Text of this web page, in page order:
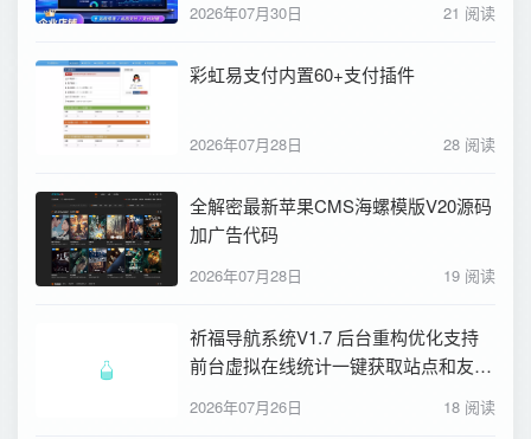
2026年07月30日 21 阅读
彩虹易支付内置60+支付插件
2026年07月28日 28 阅读
全解密最新苹果CMS海螺模版V20源码
加广告代码
2026年07月28日 19 阅读
祈福导航系统V1.7 后台重构优化支持
前台虚拟在线统计一键获取站点和友联
信息 修复bug
2026年07月26日 18 阅读